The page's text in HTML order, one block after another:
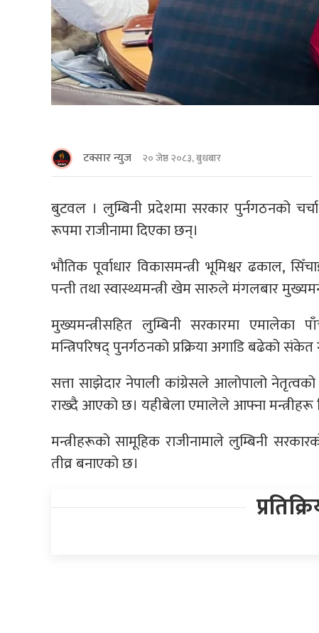
टक्सार न्युज २० जेष्ठ २०८३, बुधबार
बुटवल । लुम्बिनी प्रदेशमा सरकार पुर्नगठनको
रूपमा राजीनामा दिएका छन्।
भौतिक पूर्वाधार विकासमन्त्री भूमिश्वर ढकाल,
पन्ती तथा स्वास्थ्यमन्त्री खेम सारुले मंगलबार
मुख्यमन्त्रीसहित लुम्बिनी सरकारमा एमालेका
मन्त्रिपरिषद् पुनर्गठनको प्रक्रिया अगाडि बढेको
सत्ता साझेदार नेपाली कांग्रेसले आलोपालो
राख्दै आएको छ। यहीबेला एमालेले आफ्ना मन्त्रीहरू
मन्त्रीहरूको सामूहिक राजीनामाले लुम्बिनी
तीव्र बनाएको छ।